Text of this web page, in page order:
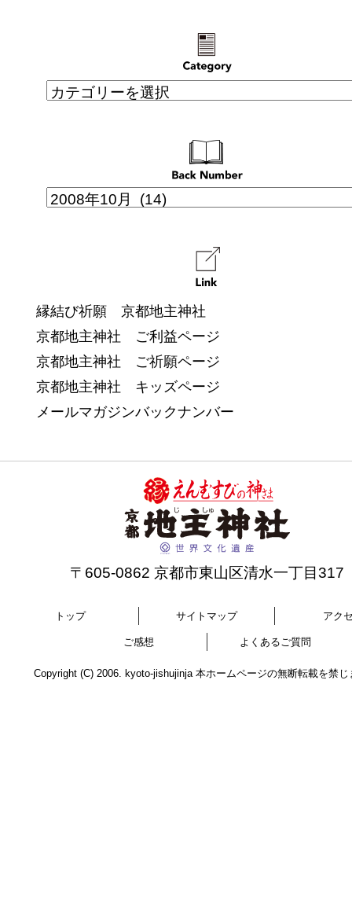
縁結び祈願 京都地主神社
京都地主神社 ご利益ページ
京都地主神社 ご祈願ページ
京都地主神社 キッズページ
メールマガジンバックナンバー
〒605-0862 京都市東山区清水一丁目317
トップ サイトマップ アク
ご感想 よくあるご質問
Copyright (C) 2006. kyoto-jishujinja 本ホームページの無断転載を禁じ